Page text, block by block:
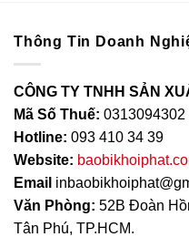
Thông Tin Doanh
CÔNG TY TNHH SẢN
Mã Số Thuế: 0313094302
Hotline: 093 410 34 39
Website:
Email
Văn Phòng: 52B Đoàn
Tân Phú, TP.HCM.